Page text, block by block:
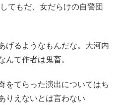
てもだ、女だらけの自警団
げるようなもんだな。大河内
んて作者は鬼畜。
をてらった演出についてはち
りえないとは言わない